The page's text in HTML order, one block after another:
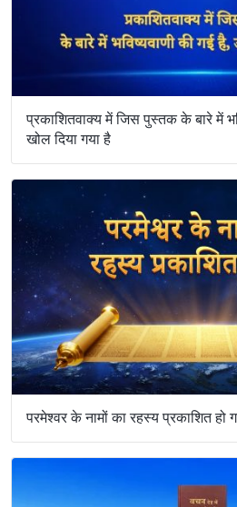
प्रकाशितवाक्य में जिस पुस्तक के बारे में
खोल दिया गया है
परमेश्वर के नामों का रहस्य प्रकाशित हो